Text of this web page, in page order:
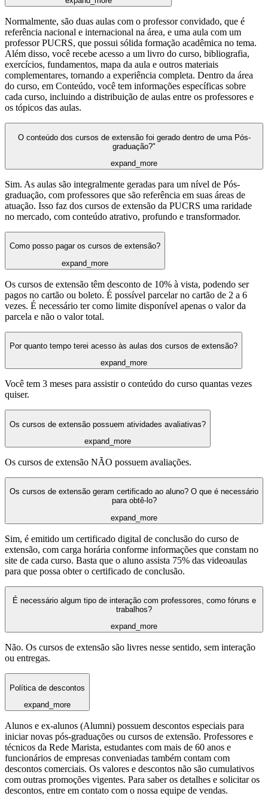
Normalmente, são duas aulas com o professor convidado, que é
referência nacional e internacional na área, e uma aula com um
professor PUCRS, que possui sólida formação acadêmica no tema.
Além disso, você recebe acesso a um livro do curso, bibliografia,
exercícios, fundamentos, mapa da aula e outros materiais
complementares, tornando a experiência completa. Dentro da área
do curso, em Conteúdo, você tem informações específicas sobre
cada curso, incluindo a distribuição de aulas entre os professores e
os tópicos das aulas.
O conteúdo dos cursos de extensão foi gerado dentro de uma Pós-
graduação?"
expand_more
Sim. As aulas são integralmente geradas para um nível de Pós-
graduação, com professores que são referência em suas áreas de
atuação. Isso faz dos cursos de extensão da PUCRS uma raridade
no mercado, com conteúdo atrativo, profundo e transformador.
Como posso pagar os cursos de extensão?
expand_more
Os cursos de extensão têm desconto de 10% à vista, podendo ser
pagos no cartão ou boleto. É possível parcelar no cartão de 2 a 6
vezes. É necessário ter como limite disponível apenas o valor da
parcela e não o valor total.
Por quanto tempo terei acesso às aulas dos cursos de extensão?
expand_more
Você tem 3 meses para assistir o conteúdo do curso quantas vezes
quiser.
Os cursos de extensão possuem atividades avaliativas?
expand_more
Os cursos de extensão NÃO possuem avaliações.
Os cursos de extensão geram certificado ao aluno? O que é necessário
para obtê-lo?
expand_more
Sim, é emitido um certificado digital de conclusão do curso de
extensão, com carga horária conforme informações que constam no
site de cada curso. Basta que o aluno assista 75% das videoaulas
para que possa obter o certificado de conclusão.
É necessário algum tipo de interação com professores, como fóruns e
trabalhos?
expand_more
Não. Os cursos de extensão são livres nesse sentido, sem interação
ou entregas.
Política de descontos
expand_more
Alunos e ex-alunos (Alumni) possuem descontos especiais para
iniciar novas pós-graduações ou cursos de extensão. Professores e
técnicos da Rede Marista, estudantes com mais de 60 anos e
funcionários de empresas conveniadas também contam com
descontos comerciais. Os valores e descontos não são cumulativos
com outras promoções vigentes. Para saber os detalhes e solicitar os
descontos, entre em contato com o nossa equipe de vendas.